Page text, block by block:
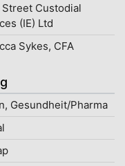
Street Custodial
(IE) Ltd
Sykes, CFA
Gesundheit/Pharma